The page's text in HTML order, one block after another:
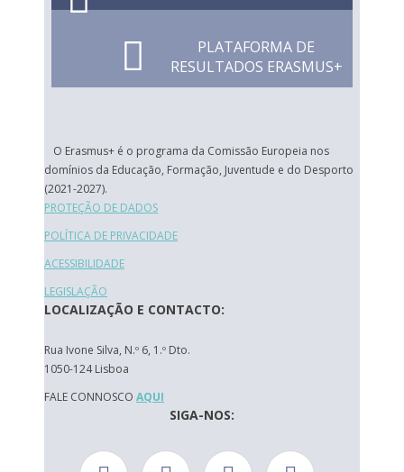
PLATAFORMA DE
RESULTADOS ERASMUS+
O Erasmus+ é o programa da Comissão Europeia nos
domínios da Educação, Formação, Juventude e do Desporto
(2021-2027).
PROTEÇÃO DE DADOS
POLÍTICA DE PRIVACIDADE
ACESSIBILIDADE
LEGISLAÇÃO
LOCALIZAÇÃO E CONTACTO:
Rua Ivone Silva, N.º 6, 1.º Dto.
1050-124 Lisboa
FALE CONNOSCO AQUI
SIGA-NOS: